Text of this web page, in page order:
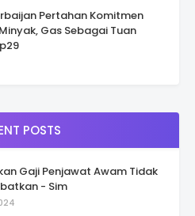
Pertahan Komitmen
Gas Sebagai Tuan
POSTS
Gaji Penjawat Awam Tidak
- Sim